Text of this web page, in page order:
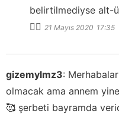
belirtilmediyse alt-
👍🏻 21 Mayıs 2020 17:35
gizemylmz3:
olmacak ama annem
🥰 şerbeti bayramda